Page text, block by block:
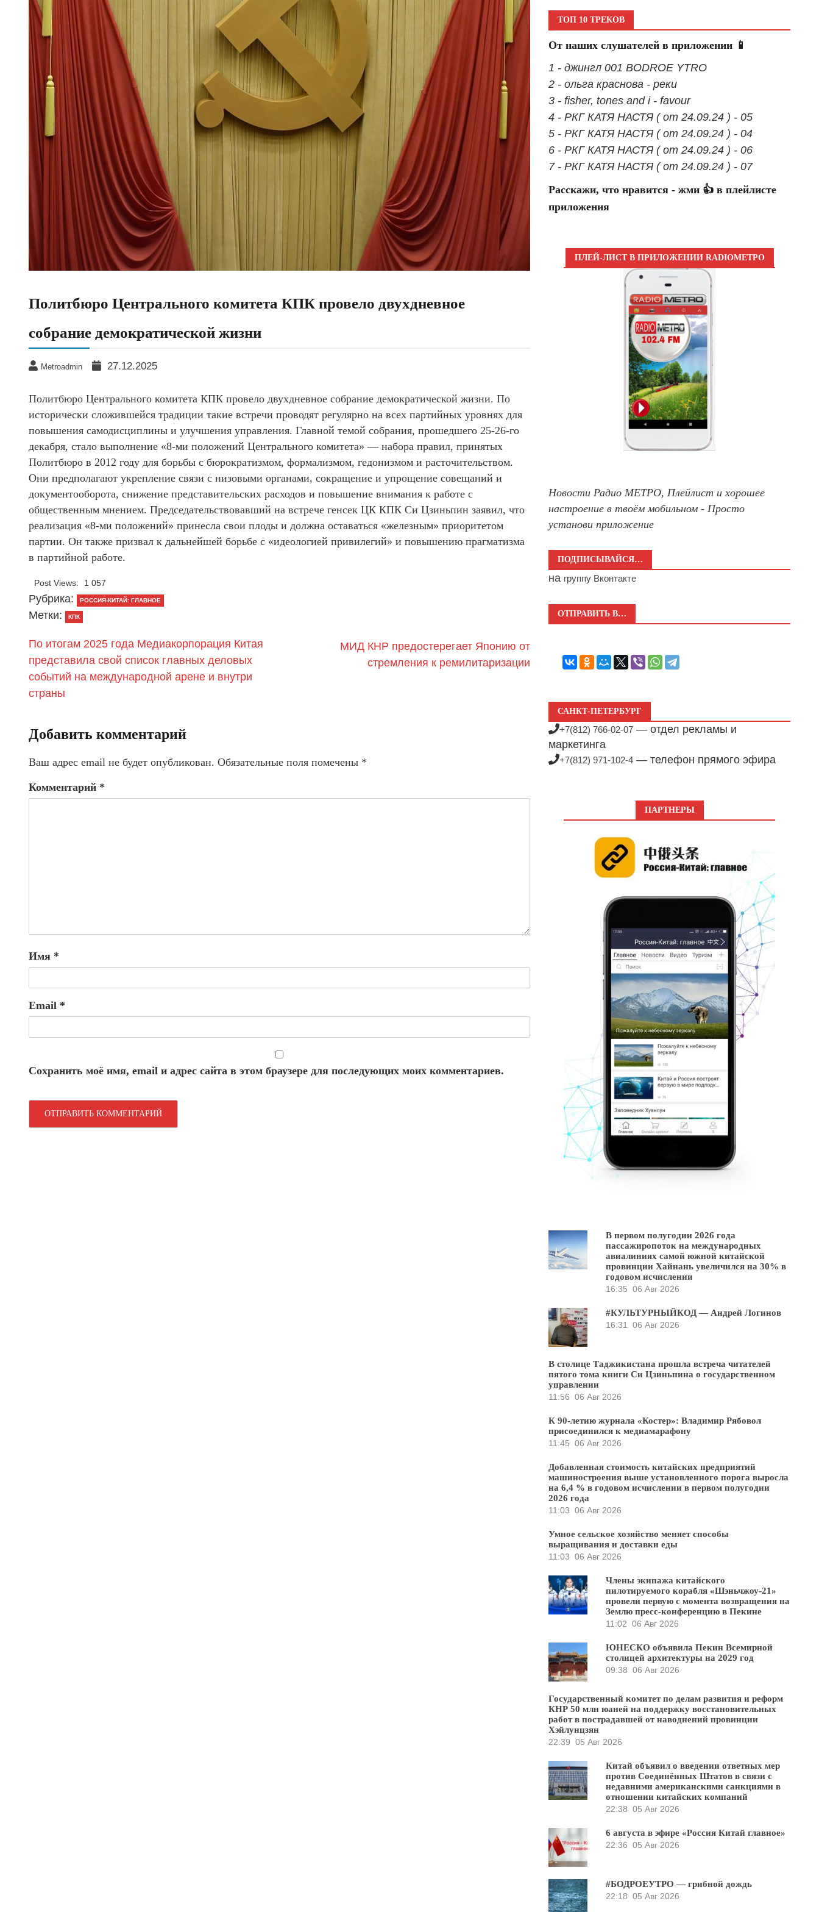
Политбюро Центрального комитета КПК провело двухдневное
собрание демократической жизни
Metroadmin 27.12.2025
Политбюро Центрального комитета КПК провело двухдневное собрание демократической жизни. По
исторически сложившейся традиции такие встречи проводят регулярно на всех партийных уровнях для
повышения самодисциплины и улучшения управления. Главной темой собрания, прошедшего 25-26-го
декабря, стало выполнение «8-ми положений Центрального комитета» — набора правил, принятых
Политбюро в 2012 году для борьбы с бюрократизмом, формализмом, гедонизмом и расточительством.
Они предполагают укрепление связи с низовыми органами, сокращение и упрощение совещаний и
документооборота, снижение представительских расходов и повышение внимания к работе с
общественным мнением. Председательствовавший на встрече генсек ЦК КПК Си Цзиньпин заявил, что
реализация «8-ми положений» принесла свои плоды и должна оставаться «железным» приоритетом
партии. Он также призвал к дальнейшей борьбе с «идеологией привилегий» и повышению прагматизма
в партийной работе.
Post Views: 1 057
Рубрика: РОССИЯ-КИТАЙ: ГЛАВНОЕ
Метки: КПК
По итогам 2025 года Медиакорпорация Китая
представила свой список главных деловых
событий на международной арене и внутри
страны
МИД КНР предостерегает Японию от
стремления к ремилитаризации
Добавить комментарий
Ваш адрес email не будет опубликован. Обязательные поля помечены *
Комментарий *
Имя *
Email *
Сохранить моё имя, email и адрес сайта в этом браузере для последующих моих комментариев.
ТОП 10 ТРЕКОВ
От наших слушателей в приложении 📱
1 - джингл 001 BODROE YTRO
2 - ольга краснова - реки
3 - fisher, tones and i - favour
4 - РКГ КАТЯ НАСТЯ ( от 24.09.24 ) - 05
5 - РКГ КАТЯ НАСТЯ ( от 24.09.24 ) - 04
6 - РКГ КАТЯ НАСТЯ ( от 24.09.24 ) - 06
7 - РКГ КАТЯ НАСТЯ ( от 24.09.24 ) - 07
Расскажи, что нравится - жми 👍 в плейлисте
приложения
ПЛЕЙ-ЛИСТ В ПРИЛОЖЕНИИ RADIOМЕТРО
Новости Радио МЕТРО, Плейлист и хорошее
настроение в твоём мобильном - Просто
установи приложение
ПОДПИСЫВАЙСЯ…
на группу Вконтакте
ОТПРАВИТЬ В…
САНКТ-ПЕТЕРБУРГ
+7(812) 766-02-07 — отдел рекламы и
маркетинга
+7(812) 971-102-4 — телефон прямого эфира
ПАРТНЕРЫ
В первом полугодии 2026 года
пассажиропоток на международных
авиалиниях самой южной китайской
провинции Хайнань увеличился на 30% в
годовом исчислении
16:35 06 Авг 2026
#КУЛЬТУРНЫЙКОД — Андрей Логинов
16:31
06 Авг 2026
В столице Таджикистана прошла встреча читателей
пятого тома книги Си Цзиньпина о государственном
управлении
11:56 06 Авг 2026
К 90-летию журнала «Костер»: Владимир Рябовол
присоединился к медиамарафону
11:45 06 Авг 2026
Добавленная стоимость китайских предприятий
машиностроения выше установленного порога выросла
на 6,4 % в годовом исчислении в первом полугодии
2026 года
11:03 06 Авг 2026
Умное сельское хозяйство меняет способы
выращивания и доставки еды
11:03 06 Авг 2026
Члены экипажа китайского
пилотируемого корабля «Шэньчжоу-21»
провели первую с момента возвращения на
Землю пресс-конференцию в Пекине
11:02 06 Авг 2026
ЮНЕСКО объявила Пекин Всемирной
столицей архитектуры на 2029 год
09:38 06 Авг 2026
Государственный комитет по делам развития и реформ
КНР 50 млн юаней на поддержку восстановительных
работ в пострадавшей от наводнений провинции
Хэйлунцзян
22:39 05 Авг 2026
Китай объявил о введении ответных мер
против Соединённых Штатов в связи с
недавними американскими санкциями в
отношении китайских компаний
22:38 05 Авг 2026
6 августа в эфире «Россия Китай главное»
22:36 05 Авг 2026
#БОДРОЕУТРО — грибной дождь
22:18 05 Авг 2026